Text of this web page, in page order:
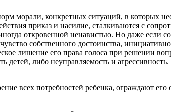
морали, конкретных ситуаций, в которых
приказ и насилие, сталкиваются с
откровенной ненавистью. Но даже если
собственного достоинства,
лишение его права голоса при решении
детей, либо неуправляемость и
всех потребностей ребенка, ограждают его